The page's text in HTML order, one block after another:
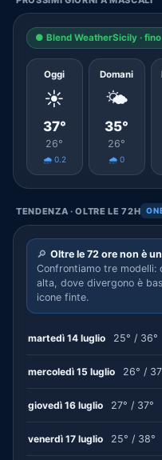
● Blend WeatherSicily ·
Oggi
☀️
37°
26°
🌧️ 0.2
Domani
🌤️
35°
26°
🌧️ 0
TENDENZA · OLTRE LE 72H
🔎 Oltre le 72 ore non è
Confrontiamo tre
alta, dove divergono è
icone finte.
martedì 14 luglio 25° / 36°
mercoledì 15 luglio 26° /
giovedì 16 luglio 27° / 37°
venerdì 17 luglio 25° / 38°